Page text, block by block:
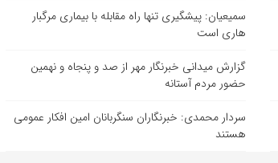
سمیعیان: پیشگیری تنها راه مقابله با بیماری مرگبار
هاری است
گزارش میدانی خبرنگار مهر از صد و پنجاه و نهمین
حضور مردم آستانه
سردار محمدی: خبرنگاران سنگربانان امین افکار عمومی
هستند